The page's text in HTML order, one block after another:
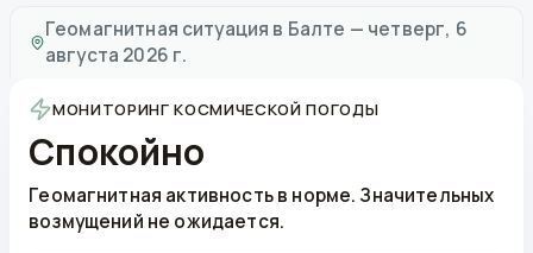
Геомагнитная ситуация в Балте — четверг, 6
августа 2026 г.
МОНИТОРИНГ КОСМИЧЕСКОЙ ПОГОДЫ
Спокойно
Геомагнитная активность в норме. Значительных
возмущений не ожидается.